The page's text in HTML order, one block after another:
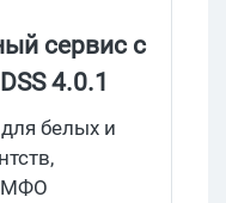
сервис с
4.0.1
белых и
МФО